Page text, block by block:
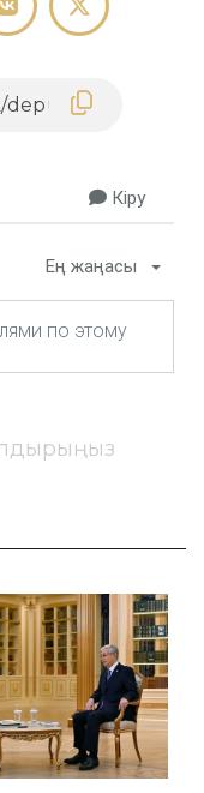
Кіру
Ең жаңасы